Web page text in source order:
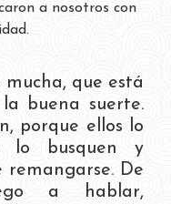
a nosotros con
que está
buena suerte.
porque ellos lo
lo busquen y
remangarse. De
a hablar,